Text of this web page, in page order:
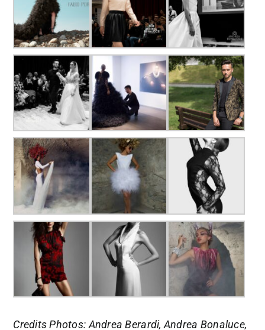
Credits Photos: Andrea Berardi, Andrea Bonaluce,